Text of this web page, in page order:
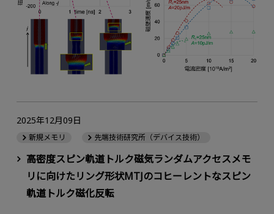
高密度スピン軌道トルク磁気ランダムアクセスメモ
リに向けたリング形状MTJのコヒーレントなスピン
軌道トルク磁化反転
2025年12月09日
新規メモリ 先端技術研究所（デバイス技術）